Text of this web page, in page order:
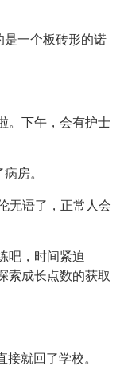
是一个板砖形的诺
。下午，会有护士
房。
无语了，正常人会
吧，时间紧迫
索成长点数的获取
就回了学校。